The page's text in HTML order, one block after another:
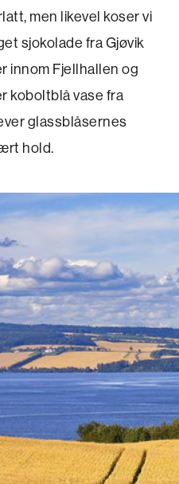
men likevel koser vi
sjokolade fra Gjøvik
innom Fjellhallen og
koboltblå vase fra
glassblåsernes
hold.